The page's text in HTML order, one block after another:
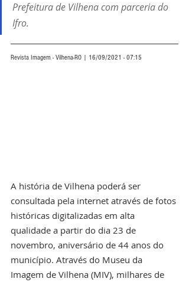
Prefeitura de Vilhena com parceria do
Ifro.
Revista Imagem - Vilhena-RO | 16/09/2021 - 07:15
A história de Vilhena poderá ser
consultada pela internet através de fotos
históricas digitalizadas em alta
qualidade a partir do dia 23 de
novembro, aniversário de 44 anos do
município. Através do Museu da
Imagem de Vilhena (MIV), milhares de